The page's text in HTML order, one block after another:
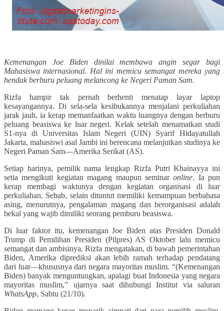
Kemenangan Joe Biden dinilai membawa angin segar bagi
Mahasiswa internasional. Hal ini memicu semangat mereka yang
hendak berburu peluang melancong ke Negeri Paman Sam.
Rizfa hampir tak pernah berhenti menatap layar laptop
kesayangannya. Di sela-sela kesibukannya menjalani perkuliahan
jarak jauh, ia kerap memanfaatkan waktu luangnya dengan berburu
peluang beasiswa ke luar negeri. Kelak setelah menamatkan studi
S1-nya di Universitas Islam Negeri (UIN) Syarif Hidayatullah
Jakarta, mahasiswi asal Jambi ini berencana melanjutkan studinya ke
Negeri Paman Sam—Amerika Serikat (AS).
Setiap harinya, pemilik nama lengkap Rizfa Putri Khainayya ini
setia mengikuti kegiatan magang maupun seminaronline. Ia pun
kerap membagi waktunya dengan kegiatan organisasi di luar
perkuliahan. Sebab, selain dituntut memiliki kemampuan berbahasa
asing, menurutnya, pengalaman magang dan berorganisasi adalah
bekal yang wajib dimiliki seorang pemburu beasiswa.
Di luar faktor itu, kemenangan Joe Biden atas Presiden Donald
Trump di Pemilihan Presiden (Pilpres) AS Oktober lalu memicu
semangat dan ambisinya. Rizfa mengatakan, di bawah pemerintahan
Biden, Amerika diprediksi akan lebih ramah terhadap pendatang
dari luar—khususnya dari negara mayoritas muslim. “(Kemenangan
Biden) banyak menguntungkan, apalagi buat Indonesia yang negara
mayoritas muslim,” ujarnya saat dihubungi Institut via saluran
WhatsApp, Sabtu (21/10).